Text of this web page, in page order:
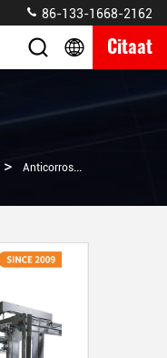
86-133-1668-2162
Citaat
> Anticorrosive Litho Laminator Machine GW-1450L Model Warm Laminating Paper Film 16000pcs/Uur